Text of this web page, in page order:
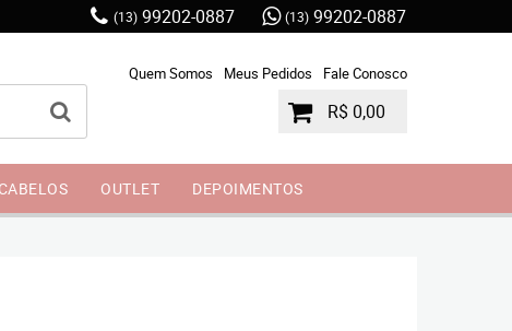
(13) 99202-0887 (13) 99202-0887
Quem Somos Meus Pedidos Fale Conosco
R$ 0,00
CABELOS OUTLET DEPOIMENTOS